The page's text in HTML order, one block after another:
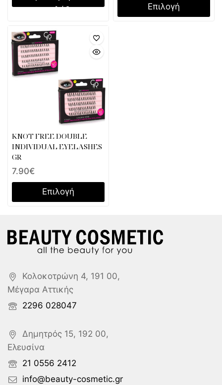
καλάθι
Επιλογή
KNOT FREE DOUBLE
INDIVIDUAL EYELASHES
GR
7.90€
Επιλογή
Κολοκοτρώνη 4, 191 00,
Μέγαρα Αττικής
2296 028047
Δημητρός 15, 192 00,
Ελευσίνα
21 0556 2412
info@beauty-cosmetic.gr